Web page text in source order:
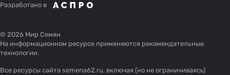
Разработано в
© 2026 Мир Семян
На информационном ресурсе применяются рекомендательные
технологии.
Все ресурсы сайта semena62.ru, включая (но не ограничиваясь)